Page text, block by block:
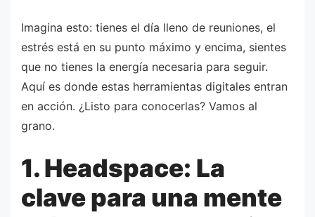
Imagina esto: tienes el día lleno de reuniones, el
estrés está en su punto máximo y encima, sientes
que no tienes la energía necesaria para seguir.
Aquí es donde estas herramientas digitales entran
en acción. ¿Listo para conocerlas? Vamos al
grano.
1. Headspace: La
clave para una mente